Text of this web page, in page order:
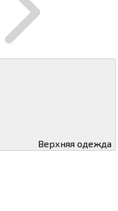
Верхняя одежда